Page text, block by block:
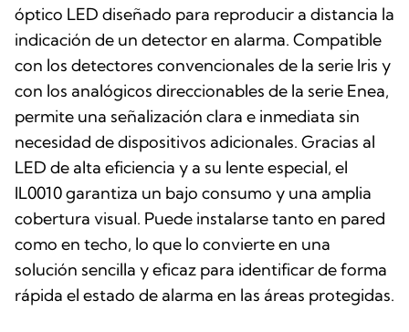
óptico LED diseñado para reproducir a distancia la
indicación de un detector en alarma. Compatible
con los detectores convencionales de la serie Iris y
con los analógicos direccionables de la serie Enea,
permite una señalización clara e inmediata sin
necesidad de dispositivos adicionales. Gracias al
LED de alta eficiencia y a su lente especial, el
IL0010 garantiza un bajo consumo y una amplia
cobertura visual. Puede instalarse tanto en pared
como en techo, lo que lo convierte en una
solución sencilla y eficaz para identificar de forma
rápida el estado de alarma en las áreas protegidas.